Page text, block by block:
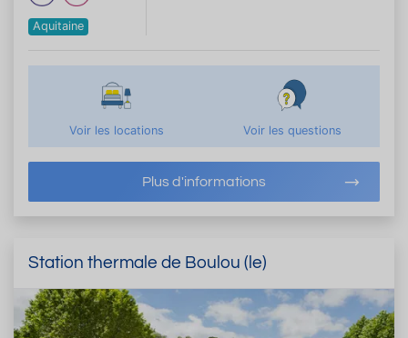
Aquitaine
Voir les locations Voir les questions
Plus d'informations
Station thermale de Boulou (le)